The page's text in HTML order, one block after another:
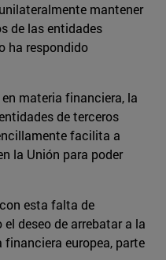
mantener
de las entidades
ha respondido
materia financiera, la
de terceros
facilita a
la Unión para poder
esta falta de
deseo de arrebatar a la
financiera europea, parte